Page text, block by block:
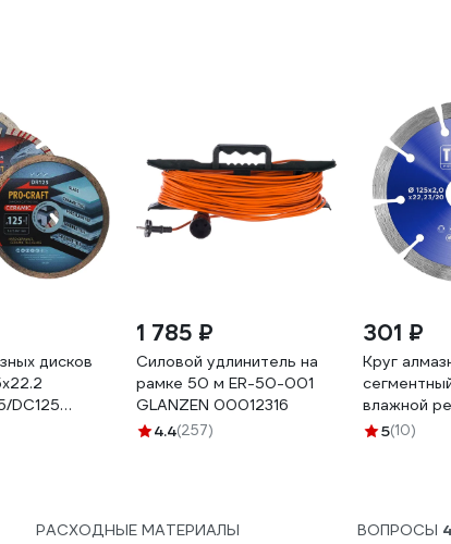
дисков
DC125
1 785 ₽
Силовой удлинитель на
рамке 50 м ER-50-001
GLANZEN 00012316
4.4(257)
301 ₽
Круг
влажной
5(10)
РАСХОДНЫЕ МАТЕРИАЛЫ ВОПРОСЫ